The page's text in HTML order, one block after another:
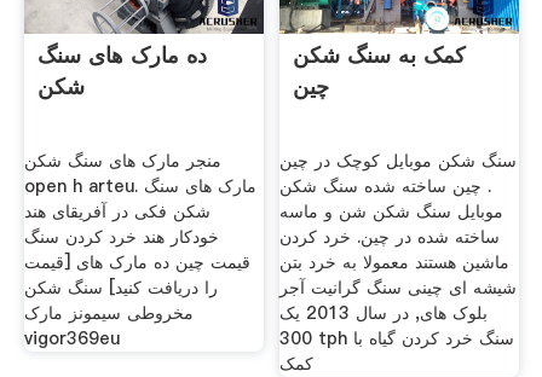
ده مارک های سنگ
شکن
منجر مارک های سنگ شکن
open h arteu. مارک های سنگ
شکن فکی در آفریقای هند
خودکار هند خرد کردن سنگ
قیمت چین ده مارک های [قیمت
را دریافت کنید] سنگ شکن
مخروطی سیمونز مارک
vigor369eu
کمک به سنگ شکن
چین
سنگ شکن موبایل کوچک در چین
. چین ساخته شده سنگ شکن
موبایل سنگ شکن شن و ماسه
ساخته شده در چین. خرد کردن
ماشین هستند معمولا به خرد بتن
شیشه ای چینی سنگ گرانیت آجر
بلوک های, در سال 2013 یک
300 tph سنگ خرد کردن گیاه با
کمک